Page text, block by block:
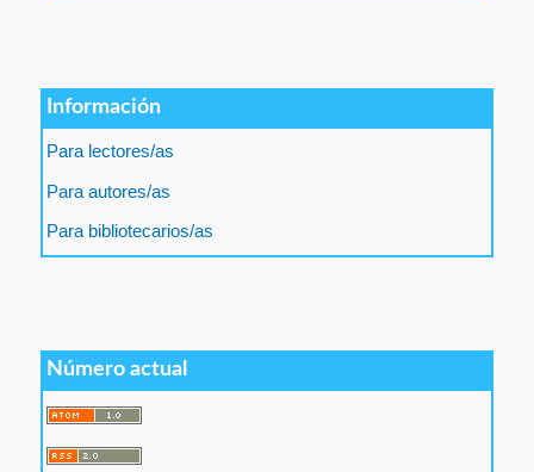
Información
Para lectores/as
Para autores/as
Para bibliotecarios/as
Número actual